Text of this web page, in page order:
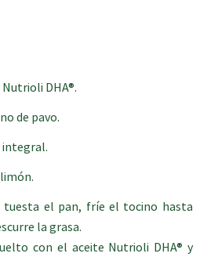
DHA®.
de pavo.
integral.
tuesta el pan, fríe el tocino hasta
la grasa.
con el aceite Nutrioli DHA® y